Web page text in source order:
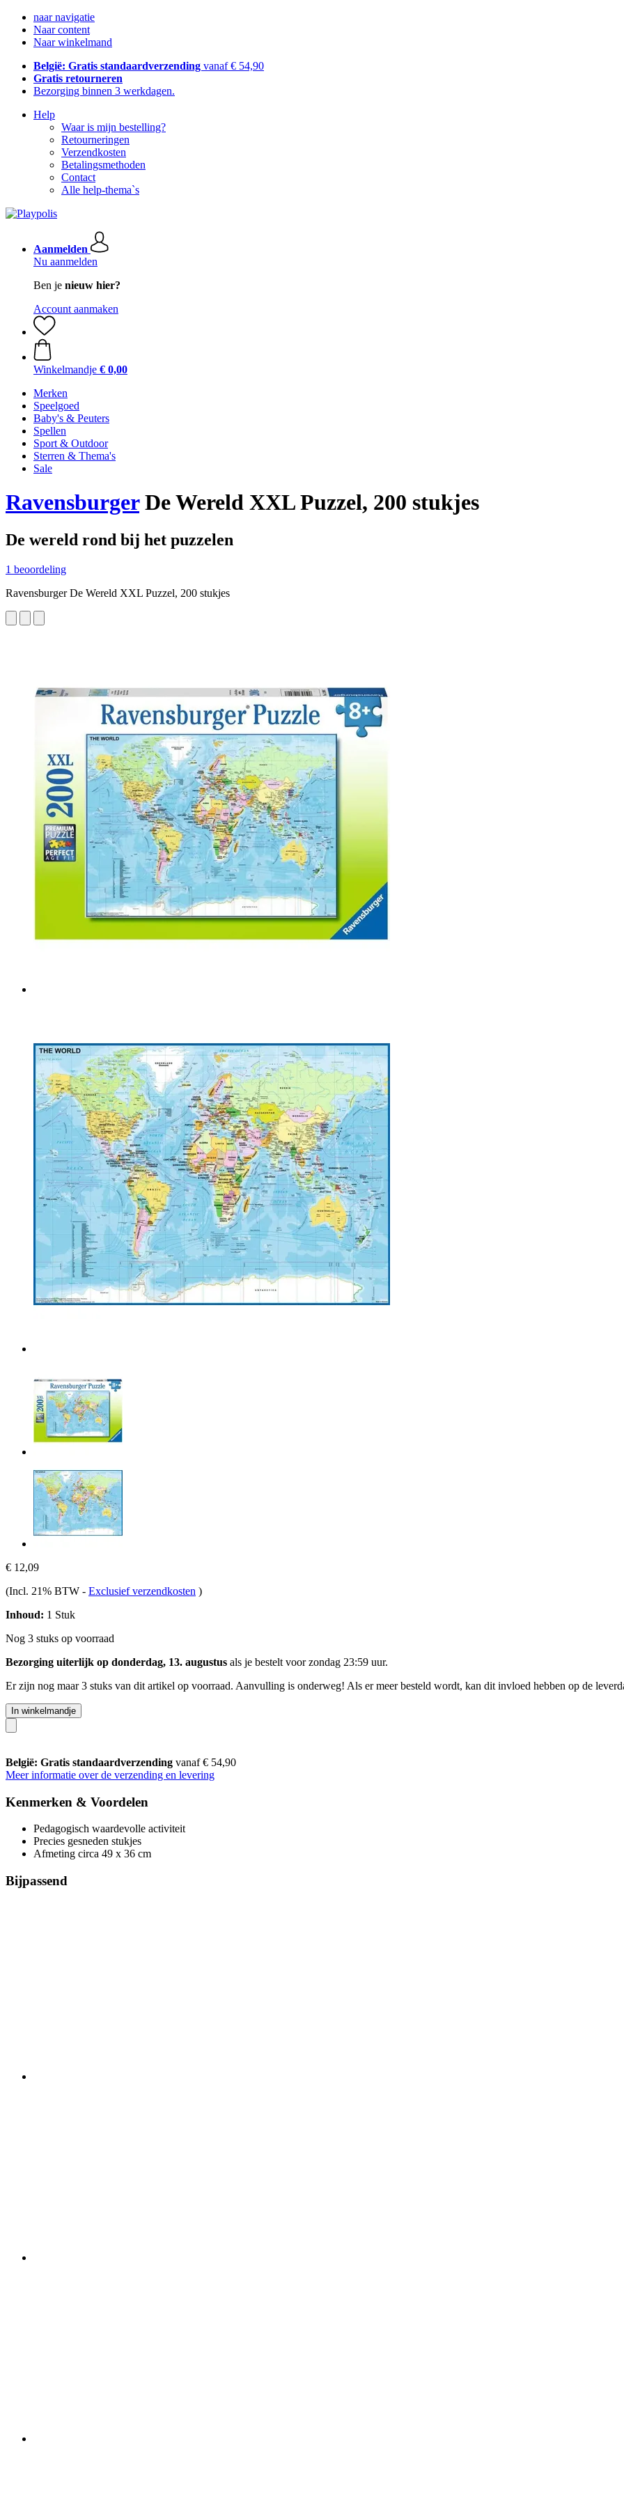
naar navigatie
Naar content
Naar winkelmand
België: Gratis standaardverzending vanaf € 54,90
Gratis retourneren
Bezorging binnen 3 werkdagen.
Help
Waar is mijn bestelling?
Retourneringen
Verzendkosten
Betalingsmethoden
Contact
Alle help-thema`s
Aanmelden
Nu aanmelden
Ben je nieuw hier?
Account aanmaken
Winkelmandje € 0,00
Merken
Speelgoed
Baby's & Peuters
Spellen
Sport & Outdoor
Sterren & Thema's
Sale
RavensburgerDe Wereld XXL Puzzel, 200 stukjes
De wereld rond bij het puzzelen
1 beoordeling
Ravensburger De Wereld XXL Puzzel, 200 stukjes
€ 12,09
(Incl. 21% BTW - Exclusief verzendkosten )
Inhoud: 1 Stuk
Nog 3 stuks op voorraad
Bezorging uiterlijk op donderdag, 13. augustus als je bestelt voorzondag 23:59 uur.
Er zijn nog maar 3 stuks van dit artikel op voorraad. Aanvulling is onderweg! Als er meer besteld wordt, kan dit invloed hebben op de
In winkelmandje
België: Gratis standaardverzending vanaf € 54,90
Meer informatie over de verzending en levering
Kenmerken & Voordelen
Pedagogisch waardevolle activiteit
Precies gesneden stukjes
Afmeting circa 49 x 36 cm
Bijpassend